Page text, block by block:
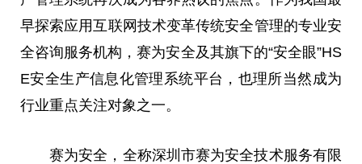
早探索应用互联网技术变革传统安全管理的专业安
全咨询服务机构，赛为安全及其旗下的“安全眼”HS
E安全生产信息化管理系统平台，也理所当然成为
行业重点关注对象之一。
赛为安全，全称深圳市赛为安全技术服务有限